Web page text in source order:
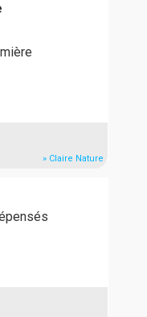
» Claire Nature